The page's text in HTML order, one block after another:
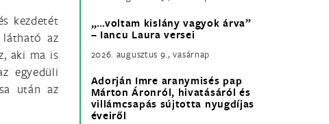
kezdetét
az
aki ma is
egyedüli
után az
„…voltam kislány vagyok árva”
– Iancu Laura versei
2026. augusztus 9., vasárnap
Adorján Imre aranymisés pap
Márton Áronról, hivatásáról és
villámcsapás sújtotta nyugdíjas
éveiről